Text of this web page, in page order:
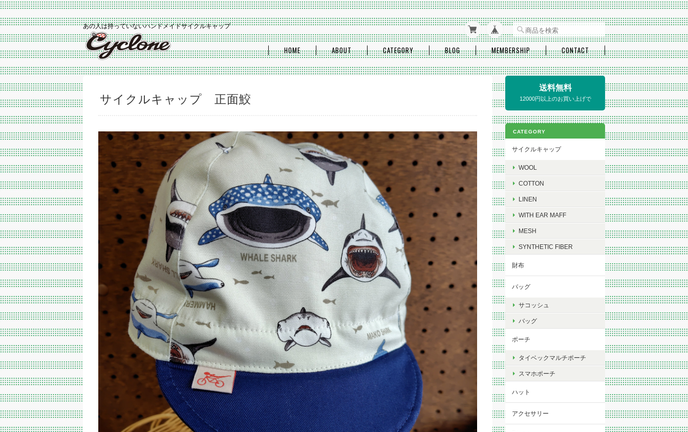
あの人は持っていないハンドメイドサイクルキャップ
HOME ABOUT CATEGORY BLOG MEMBERSHIP CONTACT
サイクルキャップ 正面鮫
送料無料
12000円以上のお買い上げで
CATEGORY
サイクルキャップ
WOOL
COTTON
LINEN
WITH EAR MAFF
MESH
SYNTHETIC FIBER
財布
バッグ
サコッシュ
バッグ
ポーチ
タイベックマルチポーチ
スマホポーチ
ハット
アクセサリー